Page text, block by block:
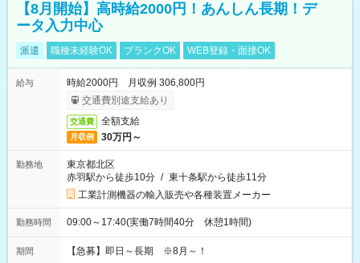
【8月開始】高時給2000円！あんしん長期！デ
ータ入力中心
派遣 職種未経験OK ブランクOK WEB登録・面接OK
給与
時給2000円 月収例 306,800円
交通費別途支給あり
交通費 全額支給
月収例 30万円～
勤務地
東京都北区
赤羽駅から徒歩10分 / 東十条駅から徒歩11分
工業計測機器の輸入販売や各種装置メーカー
勤務時間 09:00～17:40(実働7時間40分 休憩1時間)
期間 【急募】即日～長期 ※8月～！